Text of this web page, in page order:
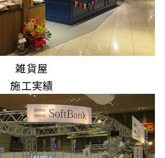
雑貨屋
施工実績